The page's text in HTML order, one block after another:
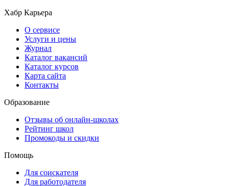
Хабр Карьера
О сервисе
Услуги и цены
Журнал
Каталог вакансий
Каталог курсов
Карта сайта
Контакты
Образование
Отзывы об онлайн-школах
Рейтинг школ
Промокоды и скидки
Помощь
Для соискателя
Для работодателя